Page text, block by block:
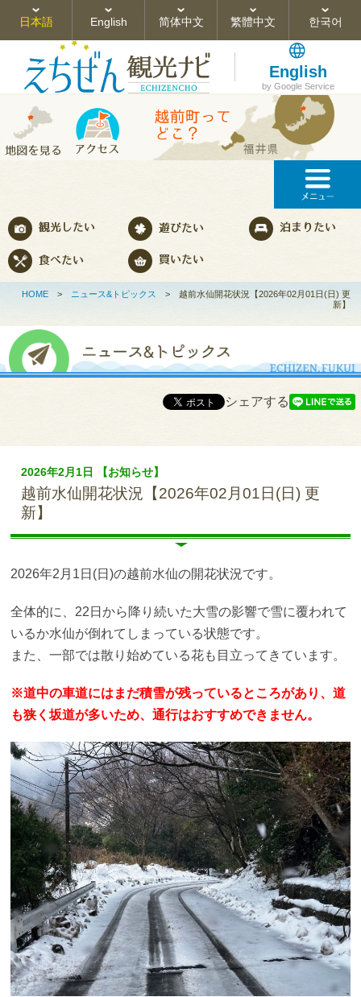
日本語 English 简体中文 繁體中文 한국어
English
by Google Service
HOME> ニュース&トピックス > 越前水仙開花状況【2026年02月01日(日) 更
新】
シェアする
2026年2月1日 【お知らせ】
越前水仙開花状況【2026年02月01日(日) 更
新】
2026年2月1日(日)の越前水仙の開花状況です。
全体的に、22日から降り続いた大雪の影響で雪に覆われて
いるか水仙が倒れてしまっている状態です。
また、一部では散り始めている花も目立ってきています。
※道中の車道にはまだ積雪が残っているところがあり、道
も狭く坂道が多いため、通行はおすすめできません。